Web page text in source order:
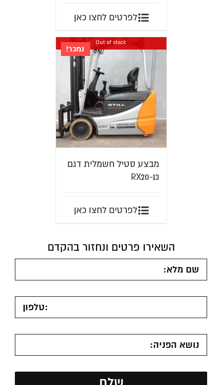
לפרטים לחצו כאן
Out of stock
נמכר!
מבצע סטיל חשמלית דגם
RX20-13
לפרטים לחצו כאן
השאירו פרטים ונחזור בהקדם